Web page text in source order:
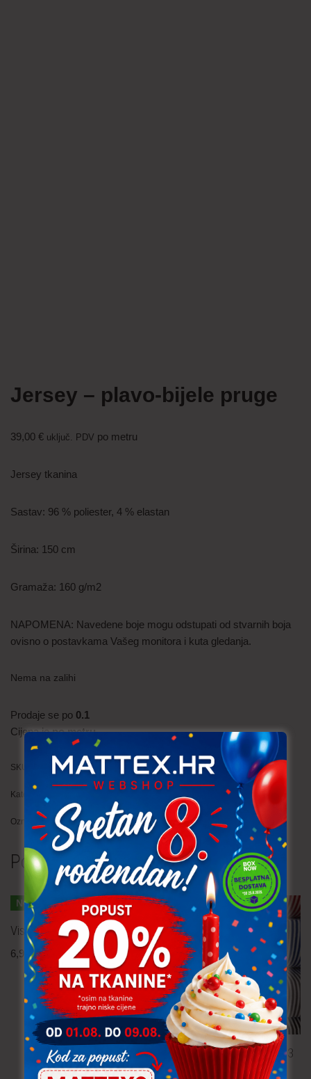
Jersey – plavo-bijele pruge
39,00 € uključ. PDV po metru
Jersey tkanina
Sastav: 96 % poliester, 4 % elastan
Širina: 150 cm
Gramaža: 160 g/m2
NAPOMENA: Navedene boje mogu odstupati od stvarnih boja
ovisno o postavkama Vašeg monitora i kuta gledanja.
Nema na zalihi
Prodaje se po 0.1
Cijena jepo metru
SKU: JER004 (86M)
Kategorija:
Oznaka: pruge
Povezani proizvodi
NOVO!
Viskozna tkanina
6,90€ uključ. PDV po metru
Pamučna tkanina – pruge 3
mm